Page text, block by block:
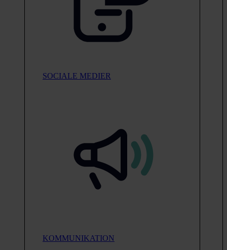
SOCIALE MEDIER
KOMMUNIKATION